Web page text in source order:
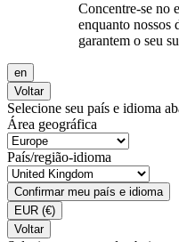
Concentre-se no
enquanto nossos
garantem o seu
en
Voltar
Selecione seu país e idioma
Área geográfica
País/região-idioma
Confirmar meu país e idioma
EUR (€)
Voltar